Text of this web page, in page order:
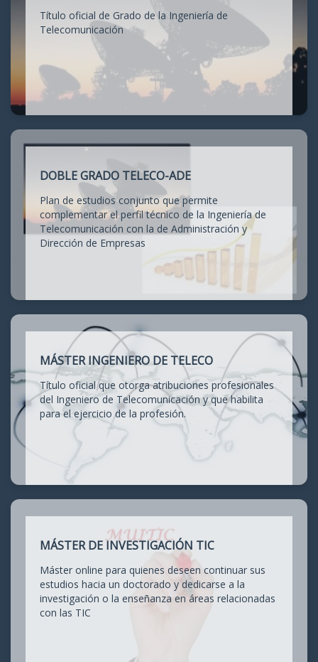
Título oficial de Grado de la Ingeniería de
Telecomunicación
DOBLE GRADO TELECO-ADE
Plan de estudios conjunto que permite
complementar el perfil técnico de la Ingeniería de
Telecomunicación con la de Administración y
Dirección de Empresas
MÁSTER INGENIERO DE TELECO
Título oficial que otorga atribuciones profesionales
del Ingeniero de Telecomunicación y que habilita
para el ejercicio de la profesión.
MÁSTER DE INVESTIGACIÓN TIC
Máster online para quienes deseen continuar sus
estudios hacia un doctorado y dedicarse a la
investigación o la enseñanza en áreas relacionadas
con las TIC